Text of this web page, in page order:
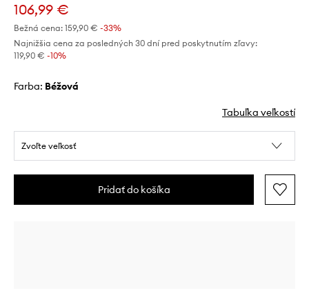
106,99 €
Bežná cena: 159,90 € -33%
Najnižšia cena za posledných 30 dní pred poskytnutím zľavy:
119,90 € -10%
Farba: béžová
Tabuľka veľkostí
Zvoľte veľkosť
Pridať do košíka